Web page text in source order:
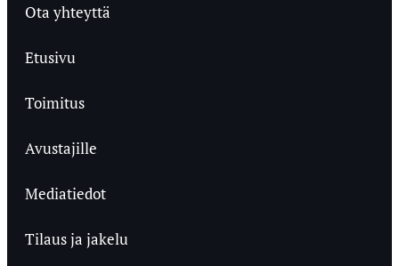
Ota yhteyttä
Etusivu
Toimitus
Avustajille
Mediatiedot
Tilaus ja jakelu